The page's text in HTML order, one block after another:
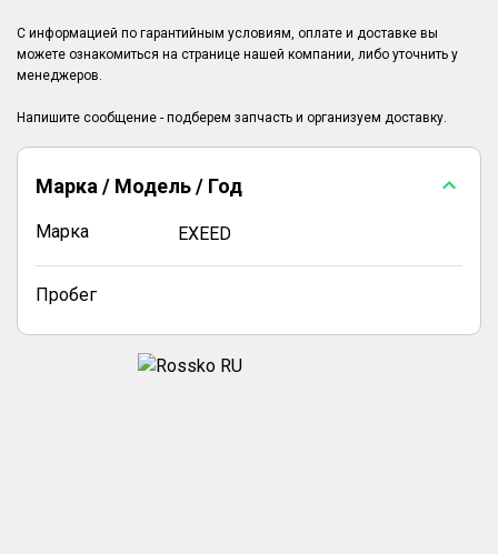
С информацией по гарантийным условиям, оплате и доставке вы
можете ознакомиться на странице нашей компании, либо уточнить у
менеджеров.
Марка / Модель / Год
Марка EXEED
Пробег